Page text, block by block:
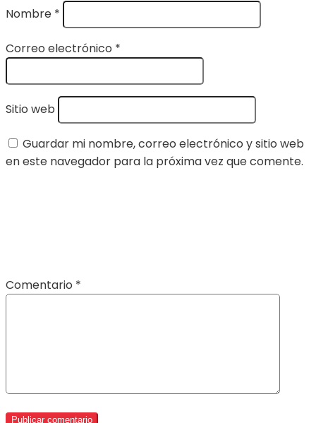
Nombre *
Correo electrónico *
Sitio web
Guardar mi nombre, correo electrónico y sitio web
en este navegador para la próxima vez que comente.
Comentario *